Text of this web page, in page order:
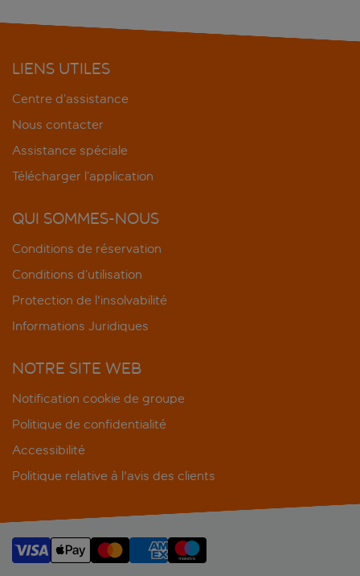
LIENS UTILES
Centre d’assistance
Nous contacter
Assistance spéciale
Télécharger l’application
QUI SOMMES-NOUS
Conditions de réservation
Conditions d’utilisation
Protection de l'insolvabilité
Informations Juridiques
NOTRE SITE WEB
Notification cookie de groupe
Politique de confidentialité
Accessibilité
Politique relative à l'avis des clients